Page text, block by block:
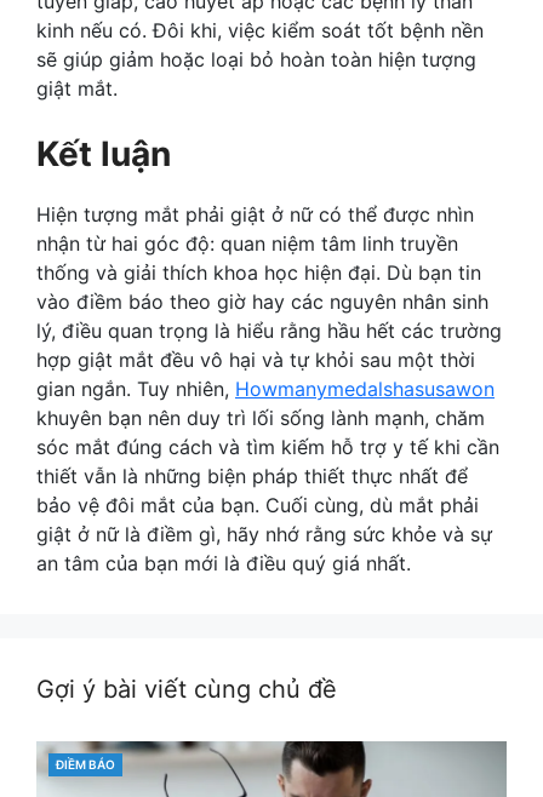
kinh nếu có. Đôi khi, việc kiểm soát tốt bệnh nền
sẽ giúp giảm hoặc loại bỏ hoàn toàn hiện tượng
giật mắt.
Kết luận
Hiện tượng mắt phải giật ở nữ có thể được nhìn
nhận từ hai góc độ: quan niệm tâm linh truyền
thống và giải thích khoa học hiện đại. Dù bạn tin
vào điềm báo theo giờ hay các nguyên nhân sinh
lý, điều quan trọng là hiểu rằng hầu hết các trường
hợp giật mắt đều vô hại và tự khỏi sau một thời
gian ngắn. Tuy nhiên, Howmanymedalshasusawon
khuyên bạn nên duy trì lối sống lành mạnh, chăm
sóc mắt đúng cách và tìm kiếm hỗ trợ y tế khi cần
thiết vẫn là những biện pháp thiết thực nhất để
bảo vệ đôi mắt của bạn. Cuối cùng, dù mắt phải
giật ở nữ là điềm gì, hãy nhớ rằng sức khỏe và sự
an tâm của bạn mới là điều quý giá nhất.
Gợi ý bài viết cùng chủ đề
CATEGORIES
ĐIỀM BÁO